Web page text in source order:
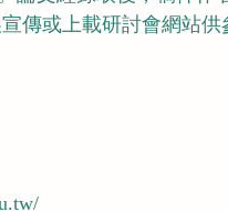
傳或上載研討會網站供